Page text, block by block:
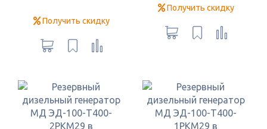
Получить скидку
Получить скидку